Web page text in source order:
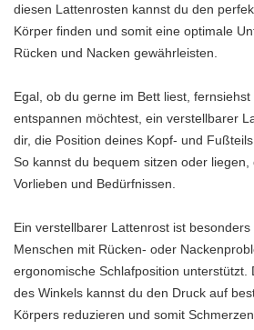
diesen Lattenrosten kannst du den
Körper finden und somit eine optimale
Rücken und Nacken gewährleisten.
Egal, ob du gerne im Bett liest,
entspannen möchtest, ein verstellbarer
dir, die Position deines Kopf- und
So kannst du bequem sitzen oder liegen,
Vorlieben und Bedürfnissen.
Ein verstellbarer Lattenrost ist
Menschen mit Rücken- oder
ergonomische Schlafposition unterstützt.
des Winkels kannst du den Druck auf
Körpers reduzieren und somit